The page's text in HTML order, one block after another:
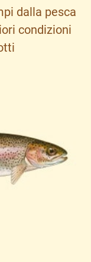
dalla pesca
condizioni